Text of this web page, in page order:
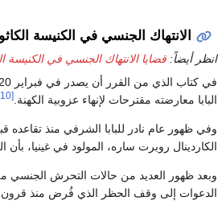
الانتهاك الجنسي في الكنيسة
انظر أيضاً: قضايا الانتهاك الجنسي في الكنيسة
في كتاب الذي من القرر أن يصدر في فبراير 2020، حول
البابا معارضته مقترحات لإنهاء عزوبية الكهنة.[10]
وفي ظهور عام نادر للبابا الشرفي منذ
الكاردينال روبرت ساره، المولود في غينيا،
وبعد ظهور العديد من حالات التحرش الجنسي
الدعوات إلى وقف الحظر الذي فُرض منذ قرون